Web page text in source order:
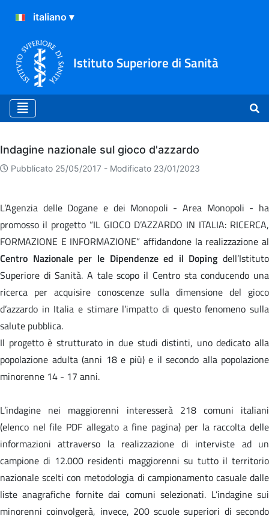
Istituto Superiore di Sanità
Archivio
Indagine nazionale sul gioco d'azzardo
Pubblicato 25/05/2017 - Modificato 23/01/2023
L’Agenzia delle Dogane e dei Monopoli - Area Monopoli - ha
promosso il progetto “IL GIOCO D’AZZARDO IN ITALIA: RICERCA,
FORMAZIONE E INFORMAZIONE” affidandone la realizzazione al
Centro Nazionale per le Dipendenze ed il Doping dell’Istituto
Superiore di Sanità. A tale scopo il Centro sta conducendo una
ricerca per acquisire conoscenze sulla dimensione del gioco
d’azzardo in Italia e stimare l’impatto di questo fenomeno sulla
salute pubblica.
Il progetto è strutturato in due studi distinti, uno dedicato alla
popolazione adulta (anni 18 e più) e il secondo alla popolazione
minorenne 14 - 17 anni.
L’indagine nei maggiorenni interesserà 218 comuni italiani
(elenco nel file PDF allegato a fine pagina) per la raccolta delle
informazioni attraverso la realizzazione di interviste ad un
campione di 12.000 residenti maggiorenni su tutto il territorio
nazionale scelti con metodologia di campionamento casuale dalle
liste anagrafiche fornite dai comuni selezionati. L’indagine sui
minorenni coinvolgerà, invece, 200 scuole superiori di secondo